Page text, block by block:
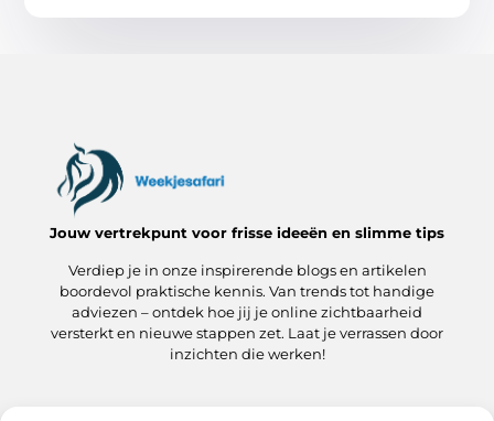
Jouw vertrekpunt voor frisse ideeën en slimme tips
Verdiep je in onze inspirerende blogs en artikelen
boordevol praktische kennis. Van trends tot handige
adviezen – ontdek hoe jij je online zichtbaarheid
versterkt en nieuwe stappen zet. Laat je verrassen door
inzichten die werken!